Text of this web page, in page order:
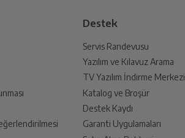
Edin
faturası ile birlikte yetkili servise teslim edin.
Destek
Servis Randevusu
Yazılım ve Kılavuz Arama
TV Yazılım İndirme Merkezi
Katalog ve Broşür
Destek Kaydı
Garanti Uygulamaları